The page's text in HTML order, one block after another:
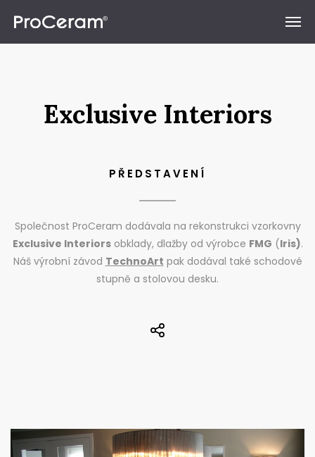
Exclusive Interiors
PŘEDSTAVENÍ
Společnost ProCeram dodávala na rekonstrukci vzorkovny
Exclusive Interiorsobklady, dlažby od výrobce FMG (Iris).
Náš výrobní závod TechnoArt pak dodával také schodové
stupně a stolovou desku.